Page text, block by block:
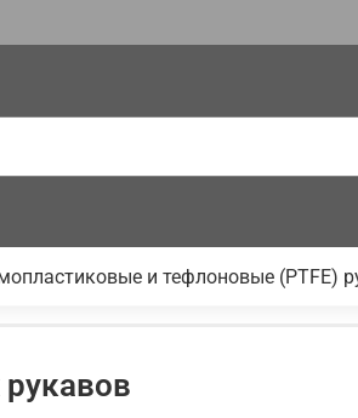
и тефлоновые (PTFE)